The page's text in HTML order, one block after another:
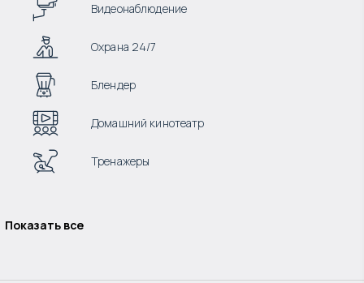
Видеонаблюдение
Охрана 24/7
Блендер
Домашний кинотеатр
Тренажеры
Показать все